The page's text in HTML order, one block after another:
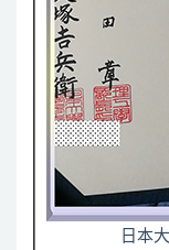
日本